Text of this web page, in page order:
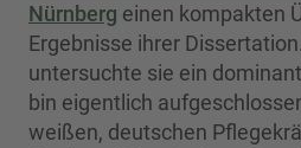
Nürnberg einen kompakten
Ergebnisse ihrer
untersuchte sie ein
bin eigentlich
weißen, deutschen